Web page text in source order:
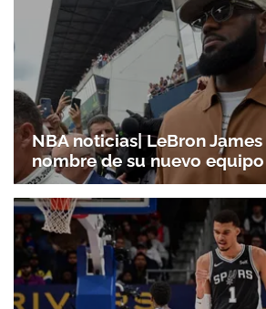
NBA noticias| LeBron
nombre de su nuevo equipo